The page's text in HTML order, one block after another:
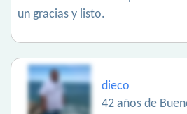
un gracias y listo.
dieco
42 años de